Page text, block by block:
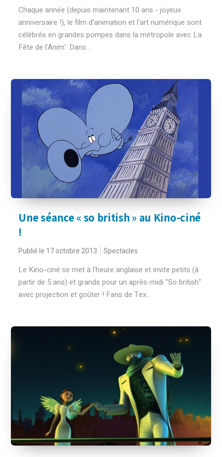
Chaque année (depuis maintenant 10 ans - joyeux
anniversaire !), le film d'animation et l'art numérique sont
célébrés en grandes pompes dans la métropole avec La
Fête de l'Anim'. Dans...
Une séance « so british » au Kino-ciné
!
Publié le 17 octobre 2013 Spectacles
Le Kino-ciné se met à l'heure anglaise et invite petits (à
partir de 5 ans) et grands pour un après-midi "So british"
avec projection et goûter ! Fans de Tex...